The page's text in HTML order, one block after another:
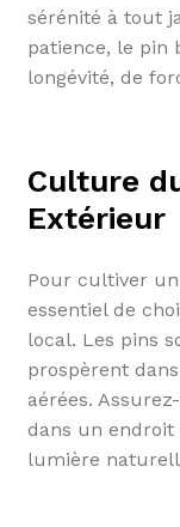
sérénité à tout
patience, le pin
longévité, de
Culture
Extérieur
Pour cultiver
essentiel de
local. Les pins
prospèrent
aérées.
dans un
lumière